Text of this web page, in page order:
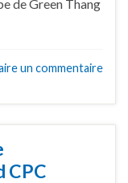
de Green Thang
un commentaire
CPC